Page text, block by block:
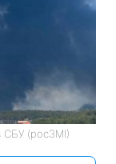
СБУ (росЗМІ)